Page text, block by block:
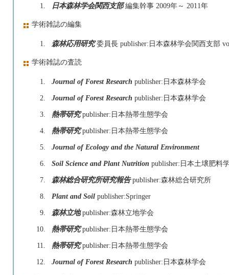
1. 日本森林学会関西支部編集幹事 2009年～ 2011年
学術雑誌の編集
1. 森林応用研究委員長 publisher:日本森林学会関西支部
学術雑誌の査読
1. Journal of Forest Research publisher:日本森林学会
2.
Journal of Forest Research publisher:日本森林学会
3.
熱帯研究publisher:日本熱帯生態学会
4.
熱帯研究publisher:日本熱帯生態学会
5.
Journal of Ecology and the Natural Environment
6.
Soil Science and Plant Nutrition publisher:日本土壌肥料
7.
森林総合研究所研究報告publisher:森林総合研究所
8.
Plant and Soil publisher:Springer
9.
森林立地publisher:森林立地学会
10.
熱帯研究publisher:日本熱帯生態学会
11.
熱帯研究publisher:日本熱帯生態学会
12.
Journal of Forest Research publisher:日本森林学会